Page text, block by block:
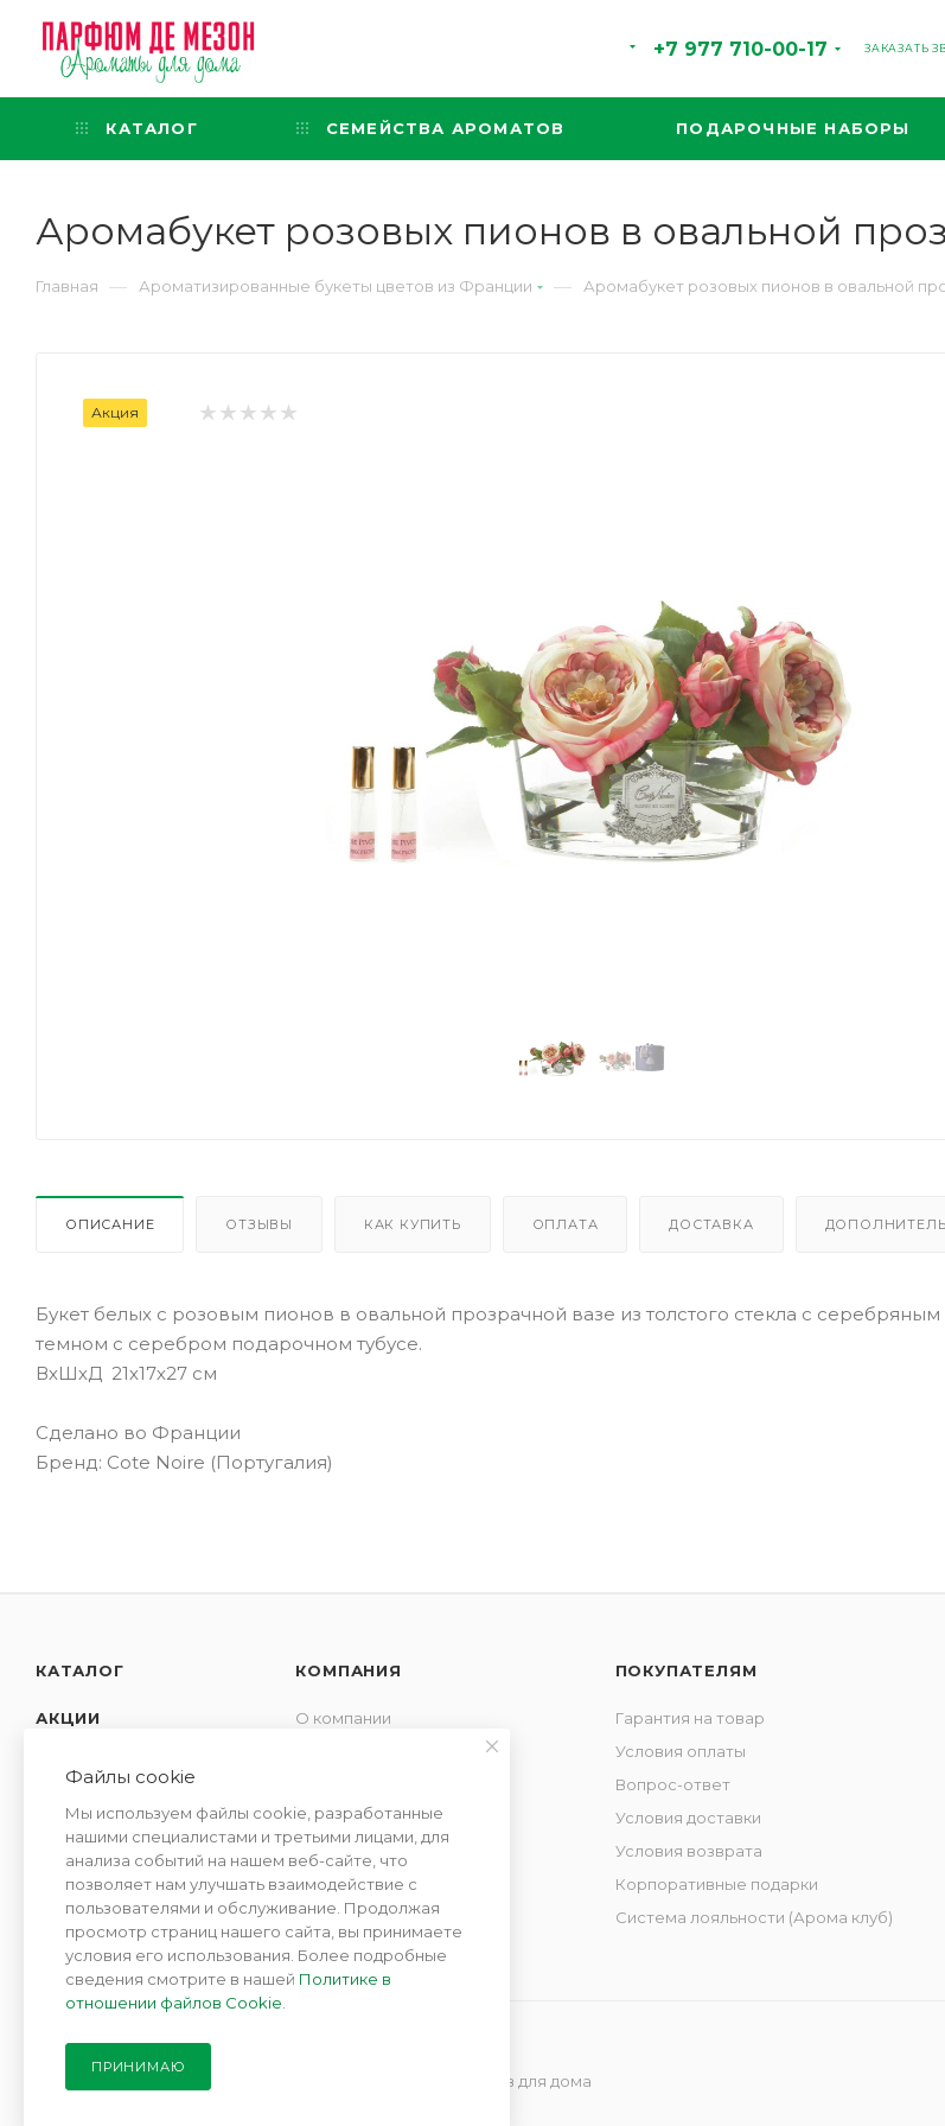
+7 977 710-00-17 ЗАКАЗАТЬ
КАТАЛОГ СЕМЕЙСТВА АРОМАТОВ ПОДАРОЧНЫЕ НАБОРЫ
Аромабукет розовых пионов в овальной
Главная — Ароматизированные букеты цветов из Франции — Аромабукет розовых пионов в овальной
Акция
ОПИСАНИЕ ОТЗЫВЫ КАК КУПИТЬ ОПЛАТА ДОСТАВКА
Букет белых с розовым пионов в овальной прозрачной вазе из толстого стекла с
темном с серебром подарочном тубусе.
ВхШхД 21х17х27 см
Сделано во Франции
Бренд: Cote Noire (Португалия)
КАТАЛОГ
АКЦИИ
СЕМЕЙСТВА
АРОМАТОВ
КОМПАНИЯ
О компании
Отзывы
Сотрудничество
ПОКУПАТЕЛЯМ
Гарантия на товар
Условия оплаты
Вопрос-ответ
Условия доставки
Условия возврата
Корпоративные подарки
Система лояльности (Арома клуб)
2019 - 2026 © Парфюм де Мезон - интернет бутик ароматов для дома
Файлы cookie
Мы используем файлы cookie, разработанные
нашими специалистами и третьими лицами, для
анализа событий на нашем веб-сайте, что
позволяет нам улучшать взаимодействие с
пользователями и обслуживание. Продолжая
просмотр страниц нашего сайта, вы принимаете
условия его использования. Более подробные
сведения смотрите в нашей Политике в
отношении файлов Cookie
ПРИНИМАЮ